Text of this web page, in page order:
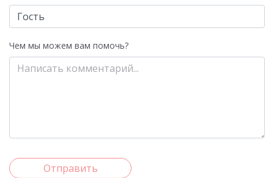
Чем мы можем вам помочь?
Отправить